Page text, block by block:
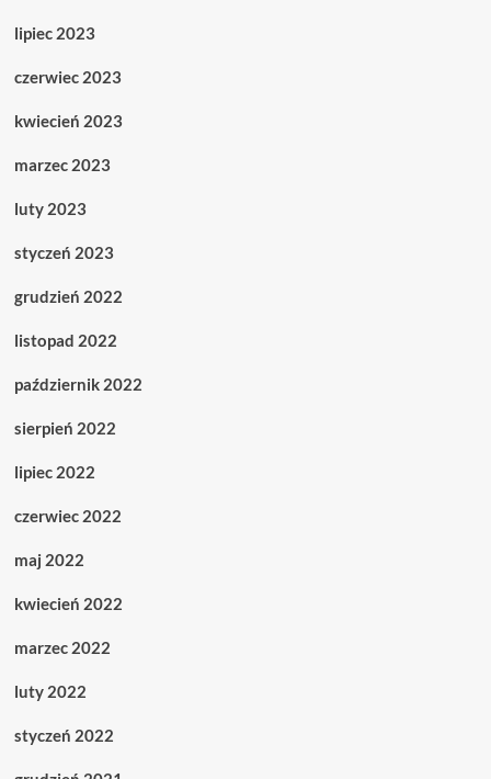
lipiec 2023
czerwiec 2023
kwiecień 2023
marzec 2023
luty 2023
styczeń 2023
grudzień 2022
listopad 2022
październik 2022
sierpień 2022
lipiec 2022
czerwiec 2022
maj 2022
kwiecień 2022
marzec 2022
luty 2022
styczeń 2022